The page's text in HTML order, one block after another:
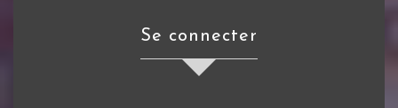
se connecter